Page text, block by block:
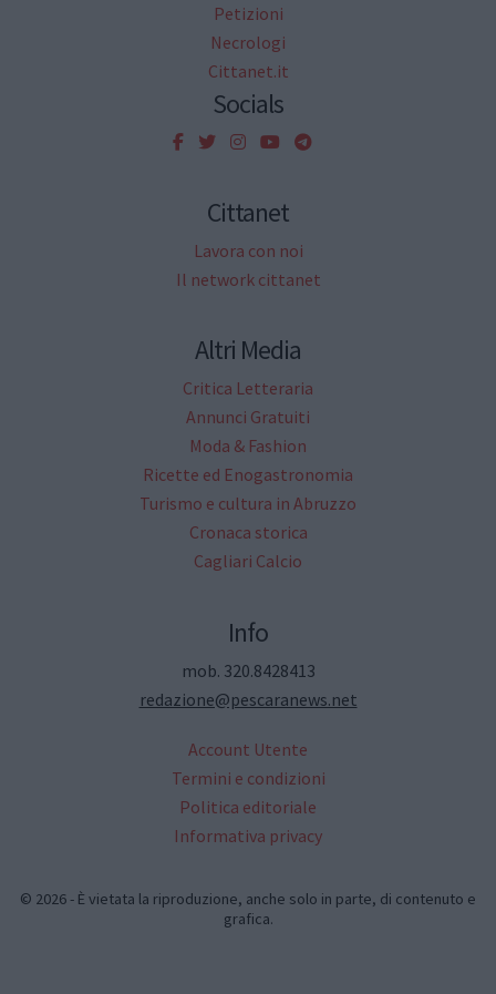
Petizioni
Necrologi
Cittanet.it
Socials
Cittanet
Lavora con noi
Il network cittanet
Altri Media
Critica Letteraria
Annunci Gratuiti
Moda & Fashion
Ricette ed Enogastronomia
Turismo e cultura in Abruzzo
Cronaca storica
Cagliari Calcio
Info
mob. 320.8428413
redazione@pescaranews.net
Account Utente
Termini e condizioni
Politica editoriale
Informativa privacy
© 2026 - È vietata la riproduzione, anche solo in parte, di contenuto e
grafica.